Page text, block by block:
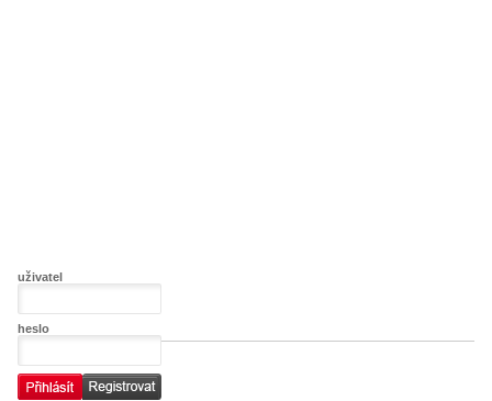
uživatel
heslo